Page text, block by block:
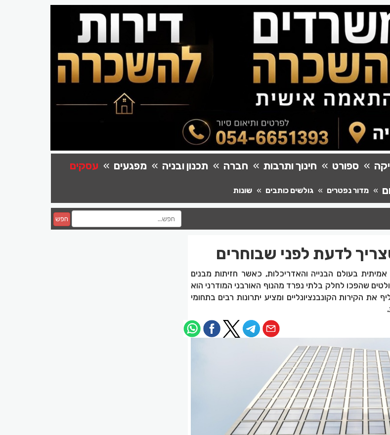
ספורט חינוך ותרבות חברה תכנון ובניה מפגעים
עסקים
מדור נפטרים גולשים כותבים שונות
חפש
לדעת לפני שבוחרים
בעולם הבנייה והאדריכלות, כאשר חזיתות מבנים
שהפכו לחלק בלתי נפרד מהנוף האורבני המודרני הוא
את הקירות הקונבנציונליים ומציע יתרונות רבים בתחומי